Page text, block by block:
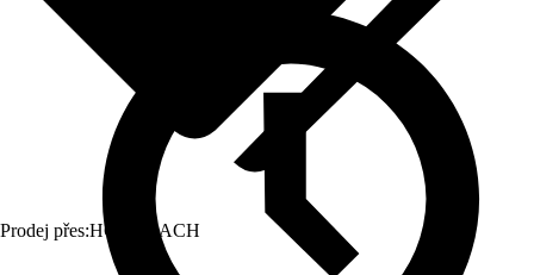
Prodej přes:HORNBACH